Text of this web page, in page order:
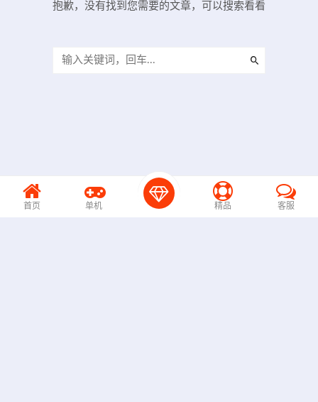
抱歉，没有找到您需要的文章，可以搜索看看
首页 单机 精品 客服